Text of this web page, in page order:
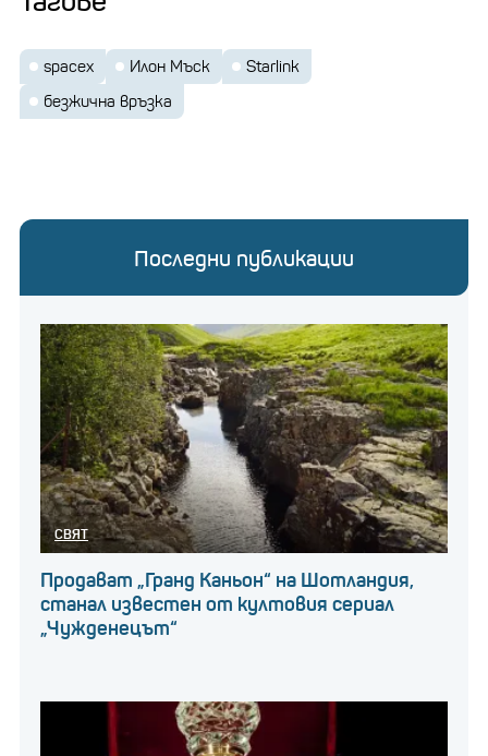
spacex Илон Мъск
Starlink
безжична връзка
Последни публикации
СВЯТ
Продават „Гранд Каньон“ на Шотландия,
станал известен от култовия сериал
„Чужденецът“